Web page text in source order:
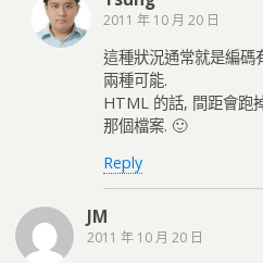
2011 年 10 月 20 日
這種狀況通常就是編碼
兩種可能.
HTML 的話, 間距會跑
那個檔案. 🙂
Reply
JM
2011 年 10 月 20 日